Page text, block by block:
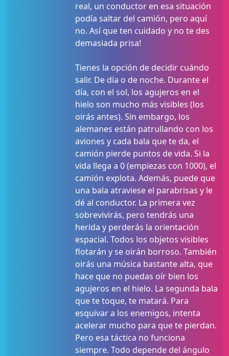
real, un conductor en esa situación
podía saltar del camión, pero aquí
no. Así que ten cuidado y no te des
demasiada prisa!
Tienes la opción de decidir cuándo
salir. De día o de noche. Durante el
día, con el sol, los agujeros en el
hielo son mucho más visibles (los
oirás antes). Sin embargo, los
alemanes están patrullando con los
aviones y cada bala que te da, el
camión pierde puntos de vida. Si la
vida llega a 0 (empiezas con 1000), el
camión explota. Además, puede que
una bala atraviese el parabrisas y le
dé al conductor. La primera vez
sobrevivirás, pero tendrás una
herida y perderás la orientación
espacial. Todos los objetos visibles
flotarán y se oirán borroso. También
oirás una música bastante alta, que
hace que no puedas oír bien los
agujeros en el hielo. La segunda bala
que te toque, te matará. Para
esquivar a los enemigos, intenta
acelerar mucho para que te pierdan.
Pero esa táctica no funciona
siempre. Todo depende del ángulo